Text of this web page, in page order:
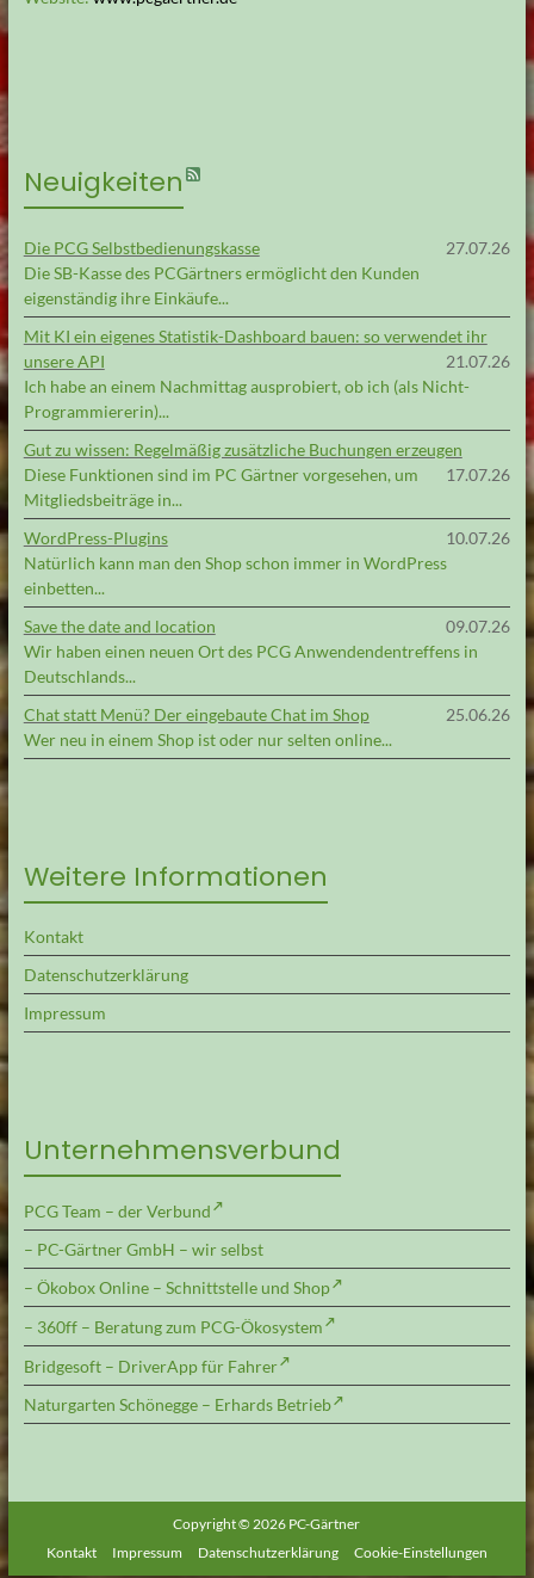
Neuigkeiten
Die PCG Selbstbedienungskasse
27.07.26
Die SB-Kasse des PCGärtners ermöglicht den Kunden
eigenständig ihre Einkäufe...
Mit KI ein eigenes Statistik-Dashboard bauen: so verwendet ihr
unsere API
21.07.26
Ich habe an einem Nachmittag ausprobiert, ob ich (als Nicht-
Programmiererin)...
Gut zu wissen: Regelmäßig zusätzliche Buchungen erzeugen
17.07.26
Diese Funktionen sind im PC Gärtner vorgesehen, um
Mitgliedsbeiträge in...
WordPress-Plugins
10.07.26
Natürlich kann man den Shop schon immer in WordPress
einbetten...
Save the date and location
09.07.26
Wir haben einen neuen Ort des PCG Anwendendentreffens in
Deutschlands...
Chat statt Menü? Der eingebaute Chat im Shop
25.06.26
Wer neu in einem Shop ist oder nur selten online...
Weitere Informationen
Kontakt
Datenschutzerklärung
Impressum
Unternehmens­verbund
PCG Team – der Verbund
– PC-Gärtner GmbH – wir selbst
– Ökobox Online – Schnittstelle und Shop
– 360ff – Beratung zum PCG-Ökosystem
Bridgesoft – DriverApp für Fahrer
Naturgarten Schönegge – Erhards Betrieb
Copyright © 2026 PC-Gärtner
Kontakt
Impressum Datenschutzerklärung Cookie-Einstellungen